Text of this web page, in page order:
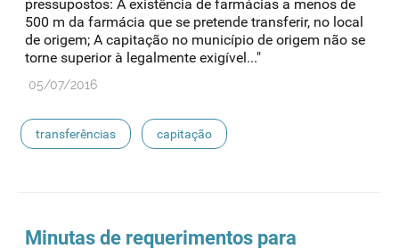
pressupostos: A existência de farmácias a menos de
500 m da farmácia que se pretende transferir, no local
de origem; A capitação no município de origem não se
torne superior à legalmente exigível..."
05/07/2016
transferências capitação
Minutas de requerimentos para